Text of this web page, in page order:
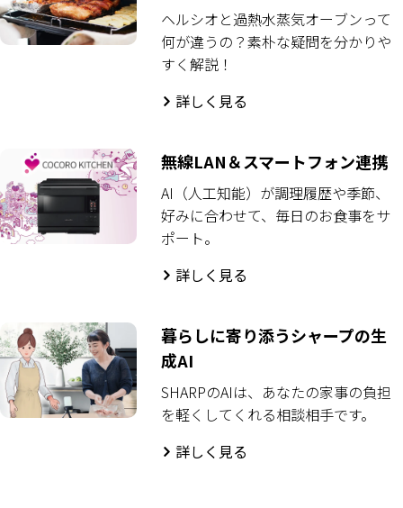
ヘルシオと過熱水蒸気オーブンって
何が違うの？素朴な疑問を分かりや
すく解説！
詳しく見る
無線LAN＆スマートフォン連携
AI（人工知能）が調理履歴や季節、
好みに合わせて、毎日のお食事をサ
ポート。
詳しく見る
暮らしに寄り添うシャープの生
成AI
SHARPのAIは、あなたの家事の負担
を軽くしてくれる相談相手です。
詳しく見る